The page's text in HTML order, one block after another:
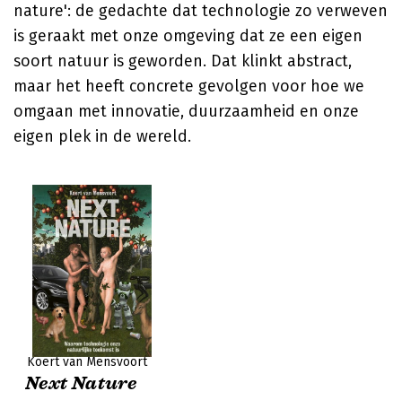
nature': de gedachte dat technologie zo verweven
is geraakt met onze omgeving dat ze een eigen
soort natuur is geworden. Dat klinkt abstract,
maar het heeft concrete gevolgen voor hoe we
omgaan met innovatie, duurzaamheid en onze
eigen plek in de wereld.
Koert van Mensvoort
Next Nature